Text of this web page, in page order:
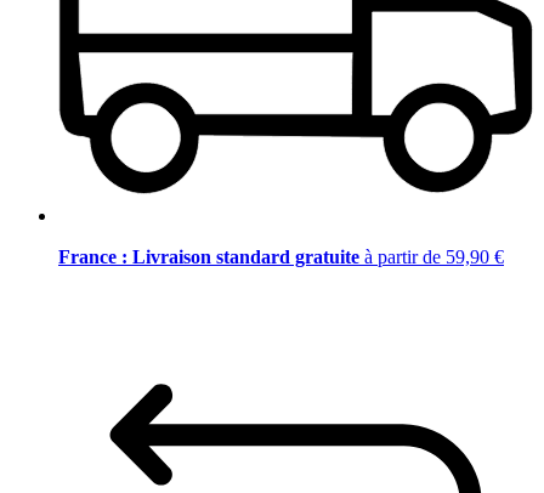
France : Livraison standard gratuite à partir de 59,90 €